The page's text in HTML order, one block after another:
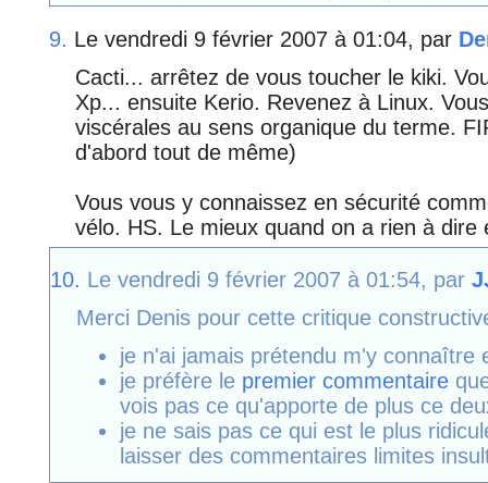
9. Le vendredi 9 février 2007 à 01:04, par
Cacti... arrêtez de vous toucher le kiki.
Xp... ensuite Kerio. Revenez à Linux.
viscérales au sens organique du terme.
d'abord tout de même)
Vous vous y connaissez en sécurité
vélo. HS. Le mieux quand on a rien à dire
10. Le vendredi 9 février 2007 à 01:54, par
Merci Denis pour cette critique
je n'ai jamais prétendu m'y connaître
je préfère le premier commentaire
vois pas ce qu'apporte de plus ce
je ne sais pas ce qui est le plus
laisser des commentaires limites